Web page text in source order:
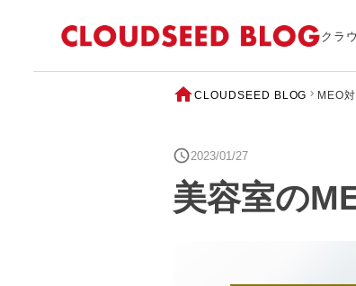
クラ
CLOUDSEED BLOG MEO
2023/01/27
美容室の